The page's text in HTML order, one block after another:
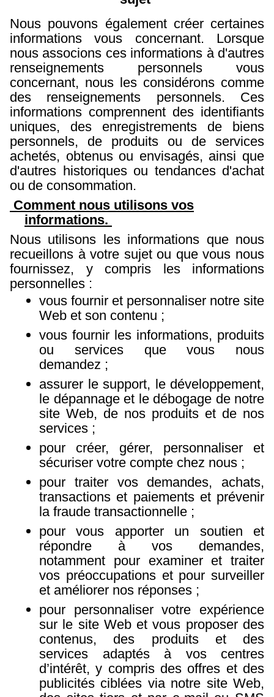
Nous pouvons également créer certaines
informations vous concernant. Lorsque
nous associons ces informations à d'autres
renseignements personnels vous
concernant, nous les considérons comme
des renseignements personnels. Ces
informations comprennent des identifiants
uniques, des enregistrements de biens
personnels, de produits ou de services
achetés, obtenus ou envisagés, ainsi que
d'autres historiques ou tendances d'achat
ou de consommation.
Comment nous utilisons vos
informations.
Nous utilisons les informations que nous
recueillons à votre sujet ou que vous nous
fournissez, y compris les informations
personnelles :
vous fournir et personnaliser notre site
Web et son contenu ;
vous fournir les informations, produits
ou services que vous nous
demandez ;
assurer le support, le développement,
le dépannage et le débogage de notre
site Web, de nos produits et de nos
services ;
pour créer, gérer, personnaliser et
sécuriser votre compte chez nous ;
pour traiter vos demandes, achats,
transactions et paiements et prévenir
la fraude transactionnelle ;
pour vous apporter un soutien et
répondre à vos demandes,
notamment pour examiner et traiter
vos préoccupations et pour surveiller
et améliorer nos réponses ;
pour personnaliser votre expérience
sur le site Web et vous proposer des
contenus, des produits et des
services adaptés à vos centres
d’intérêt, y compris des offres et des
publicités ciblées via notre site Web,